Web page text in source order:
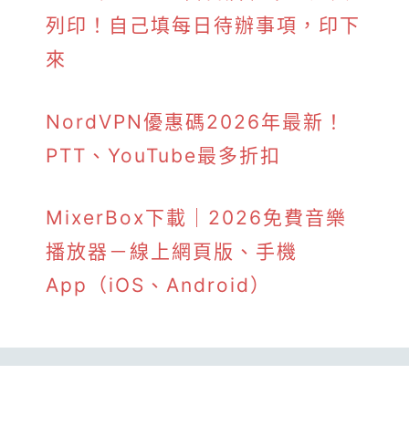
列印！自己填每日待辦事項，印下
來
NordVPN優惠碼2026年最新！
PTT、YouTube最多折扣
MixerBox下載｜2026免費音樂
播放器－線上網頁版、手機
App（iOS、Android）